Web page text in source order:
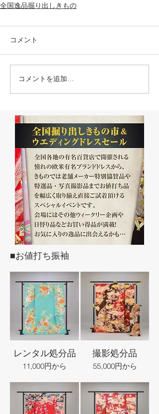
全国逸品掘り出しきもの
コメント
コメントを追加…
■お値打ち振袖
レンタル処分品
11,000円から
撮影処分品
55,000円から